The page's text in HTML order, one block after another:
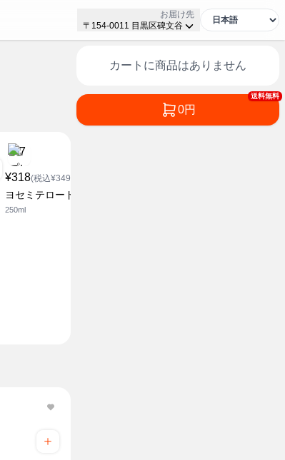
お届け先
〒154-0011 目黒区碑文谷
¥318(税込¥349.8)
ヨセミテロード 白
250ml
カートに商品はありません
送料無料
0円